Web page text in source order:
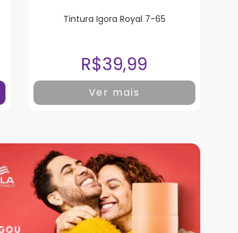
Tintura Igora Royal 7-65
R$39,99
Ver mais